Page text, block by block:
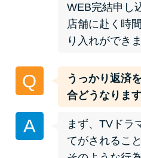
090金融
てはいけ
の対処法
申し込み
安や審査
ブラック
は？3つ
WEB完結申し
店舗に赴く時
り入れができま
Q
うっかり返済
合どうなりま
A
まず、TVドラ
てがされるこ